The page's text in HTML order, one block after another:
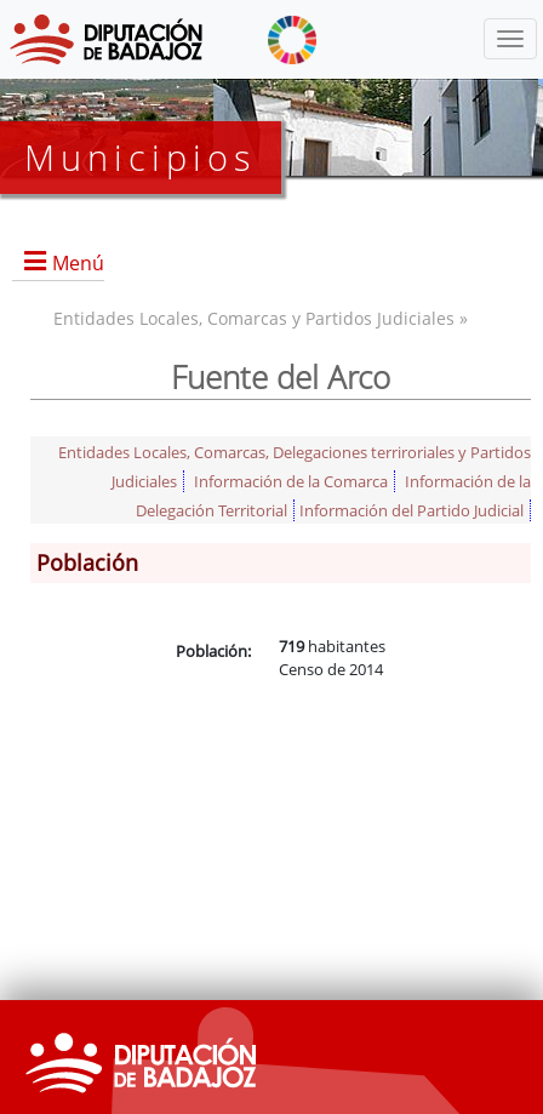
Municipios
Menú
Entidades Locales, Comarcas y Partidos Judiciales »
Fuente del Arco
Entidades Locales, Comarcas, Delegaciones terriroriales y Partidos
Judiciales
Información de la Comarca
Información de la
Delegación Territorial
Información del Partido Judicial
Población
Población: 719habitantes
Censo de 2014